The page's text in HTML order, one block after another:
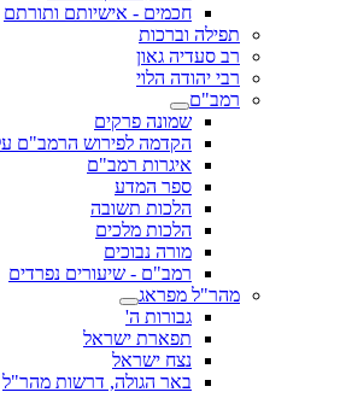
חכמים - אישיותם ותורתם
תפילה וברכות
רב סעדיה גאון
רבי יהודה הלוי
רמב"ם
שמונה פרקים
הקדמה לפירוש הרמב"ם
איגרות רמב"ם
ספר המדע
הלכות תשובה
הלכות מלכים
מורה נבוכים
רמב"ם - שיעורים נפרדים
מהר"ל מפראג
גבורות ה'
תפארת ישראל
נצח ישראל
באר הגולה, דרשות מהר"ל